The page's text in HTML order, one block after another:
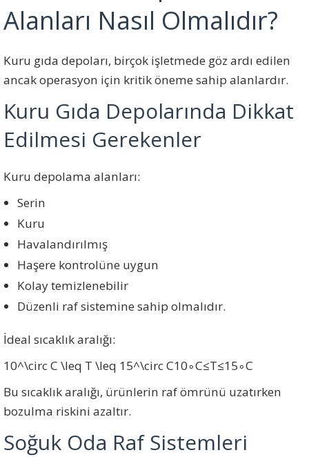
Alanları Nasıl Olmalıdır?
Kuru gıda depoları, birçok işletmede göz ardı edilen
ancak operasyon için kritik öneme sahip alanlardır.
Kuru Gıda Depolarında Dikkat
Edilmesi Gerekenler
Kuru depolama alanları:
Serin
Kuru
Havalandırılmış
Haşere kontrolüne uygun
Kolay temizlenebilir
Düzenli raf sistemine sahip olmalıdır.
İdeal sıcaklık aralığı:
10^\circ C \leq T \leq 15^\circ C10∘C≤T≤15∘C
Bu sıcaklık aralığı, ürünlerin raf ömrünü uzatırken
bozulma riskini azaltır.
Soğuk Oda Raf Sistemleri